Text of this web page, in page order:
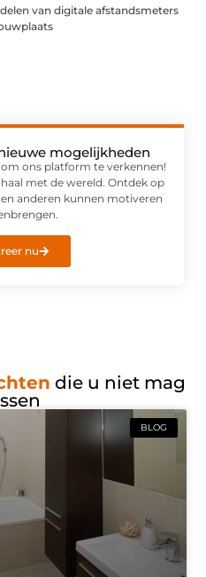
van digitale afstandsmeters
mogelijkheden
ons platform te verkennen!
met de wereld. Ontdek op
anderen kunnen motiveren
nu
die u niet mag
BLOG